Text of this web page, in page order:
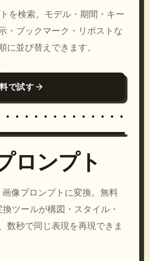
を検索。モデル・期間・キー
・ブックマーク・リポストな
に並び替えできます。
で試す
c, cyberpunk sunset, neon
colors, 8k --v 6.0
ロンプト
像プロンプトに変換。無料
ツールが構図・スタイル・
数秒で同じ表現を再現できま